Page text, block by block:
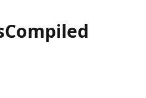
Compiled